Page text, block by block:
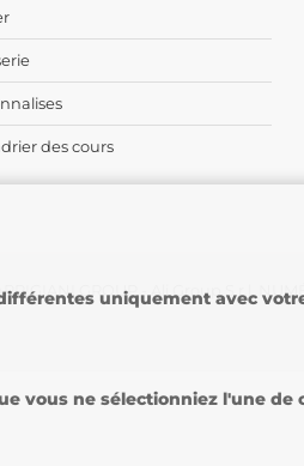
des cours
GROUP - Ali Group S.r.l.
uniquement avec
vous ne sélectionniez l'une de